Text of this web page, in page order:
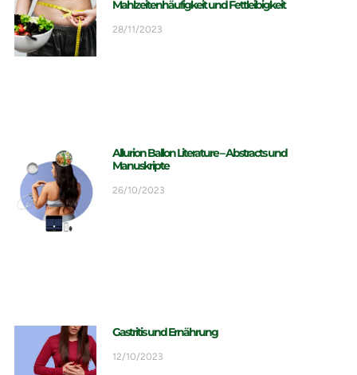
Mahlzeitenhäufigkeit und Fettleibigkeit
28/11/2023
Allurion Ballon Literature – Abstracts und
Manuskripte
26/10/2023
Gastritis und Ernährung
12/10/2023